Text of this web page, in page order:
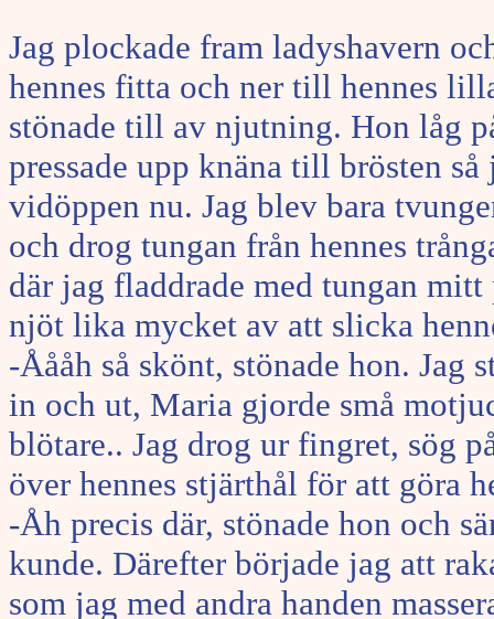
Jag plockade fram ladyshavern
hennes fitta och ner till hennes
stönade till av njutning. Hon låg
pressade upp knäna till brösten
vidöppen nu. Jag blev bara
och drog tungan från hennes
där jag fladdrade med tungan
njöt lika mycket av att slicka
-Åååh så skönt, stönade hon.
in och ut, Maria gjorde små
blötare.. Jag drog ur fingret, sög
över hennes stjärthål för att göra
-Åh precis där, stönade hon och
kunde. Därefter började jag att
som jag med andra handen